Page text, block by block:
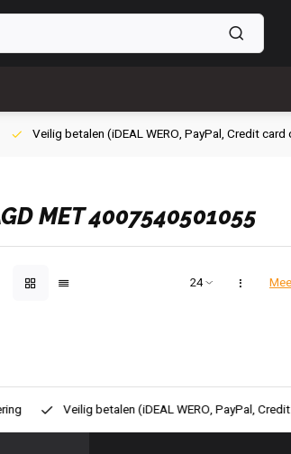
PayPal, Credit card of Achteraf betalen)
MET 4007540501055
PayPal, Credit card of Achteraf betalen)